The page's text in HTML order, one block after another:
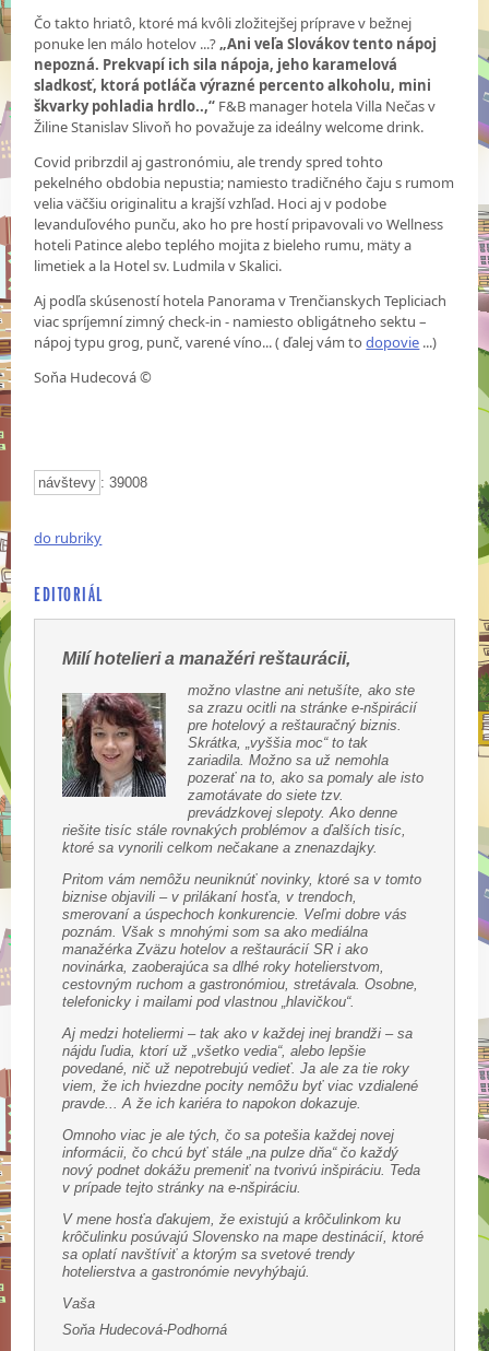
Čo takto hriatô, ktoré má kvôli zložitejšej príprave v bežnej
ponuke len málo hotelov ...?„Ani veľa Slovákov tento nápoj
nepozná. Prekvapí ich sila nápoja, jeho karamelová
sladkosť, ktorá potláča výrazné percento alkoholu, mini
škvarky pohladia hrdlo..,“ F&B manager hotela Villa Nečas v
Žiline Stanislav Slivoň ho považuje za ideálny welcome drink.
Covid pribrzdil aj gastronómiu, ale trendy spred tohto
pekelného obdobia nepustia; namiesto tradičného čaju s rumom
velia väčšiu originalitu a krajší vzhľad. Hoci aj v podobe
levanduľového punču, ako ho pre hostí pripavovali vo Wellness
hoteli Patince alebo teplého mojita z bieleho rumu, mäty a
limetiek a la Hotel sv. Ludmila v Skalici.
Aj podľa skúseností hotela Panorama v Trenčianskych Tepliciach
viac spríjemní zimný check-in - namiesto obligátneho sektu –
nápoj typu grog, punč, varené víno... ( ďalej vám todopovie ...)
Soňa Hudecová ©
návštevy : 39008
do rubriky
EDITORIÁL
Milí hotelieri a manažéri reštaurácii,
možno vlastne ani netušíte, ako ste
sa zrazu ocitli na stránke e-nšpirácií
pre hotelový a reštauračný biznis.
Skrátka, „vyššia moc“ to tak
zariadila. Možno sa už nemohla
pozerať na to, ako sa pomaly ale isto
zamotávate do siete tzv.
prevádzkovej slepoty. Ako denne
riešite tisíc stále rovnakých problémov a ďalších tisíc,
ktoré sa vynorili celkom nečakane a znenazdajky.
Pritom vám nemôžu neuniknúť novinky, ktoré sa v tomto
biznise objavili – v prilákaní hosťa, v trendoch,
smerovaní a úspechoch konkurencie. Veľmi dobre vás
poznám. Však s mnohými som sa ako mediálna
manažérka Zväzu hotelov a reštaurácií SR i ako
novinárka, zaoberajúca sa dlhé roky hotelierstvom,
cestovným ruchom a gastronómiou, stretávala. Osobne,
telefonicky i mailami pod vlastnou „hlavičkou“.
Aj medzi hoteliermi – tak ako v každej inej brandži – sa
nájdu ľudia, ktorí už „všetko vedia“, alebo lepšie
povedané, nič už nepotrebujú vedieť. Ja ale za tie roky
viem, že ich hviezdne pocity nemôžu byť viac vzdialené
pravde... A že ich kariéra to napokon dokazuje.
Omnoho viac je ale tých, čo sa potešia každej novej
informácii, čo chcú byť stále „na pulze dňa“ čo každý
nový podnet dokážu premeniť na tvorivú inšpiráciu. Teda
v prípade tejto stránky na e-nšpiráciu.
V mene hosťa ďakujem, že existujú a krôčulinkom ku
krôčulinku posúvajú Slovensko na mape destinácií, ktoré
sa oplatí navštíviť a ktorým sa svetové trendy
hotelierstva a gastronómie nevyhýbajú.
Vaša
Soňa Hudecová-Podhorná